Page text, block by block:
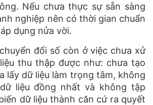
Nếu chưa thực sự sẵn sàng
nghiệp nên có thời gian chuẩn
dụng nửa vời.
đổi số còn ở việc chưa xử
thu thập được như: chưa tạo
lấy dữ liệu làm trọng tâm, không
liệu đồng nhất và không tập
dữ liệu thành căn cứ ra quyết